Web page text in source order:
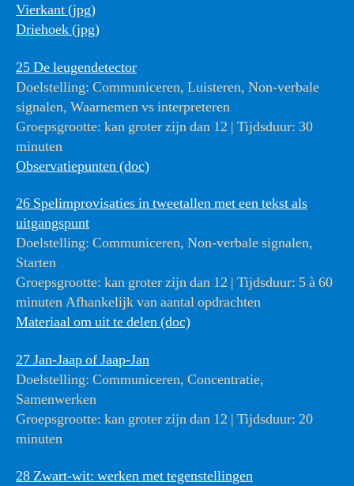
Vierkant (jpg)
Driehoek (jpg)
25 De leugendetector
Doelstelling: Communiceren, Luisteren, Non-verbale
signalen, Waarnemen vs interpreteren
Groepsgrootte: kan groter zijn dan 12 | Tijdsduur: 30
minuten
Observatiepunten (doc)
26 Spelimprovisaties in tweetallen met een tekst als
uitgangspunt
Doelstelling: Communiceren, Non-verbale signalen,
Starten
Groepsgrootte: kan groter zijn dan 12 | Tijdsduur: 5 à 60
minuten Afhankelijk van aantal opdrachten
Materiaal om uit te delen (doc)
27 Jan-Jaap of Jaap-Jan
Doelstelling: Communiceren, Concentratie,
Samenwerken
Groepsgrootte: kan groter zijn dan 12 | Tijdsduur: 20
minuten
28 Zwart-wit: werken met tegenstellingen